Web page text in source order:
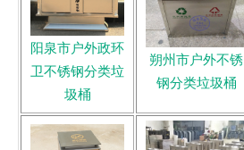
阳泉市户外政环
卫不锈钢分类垃
圾桶
朔州市户外不锈
钢分类垃圾桶